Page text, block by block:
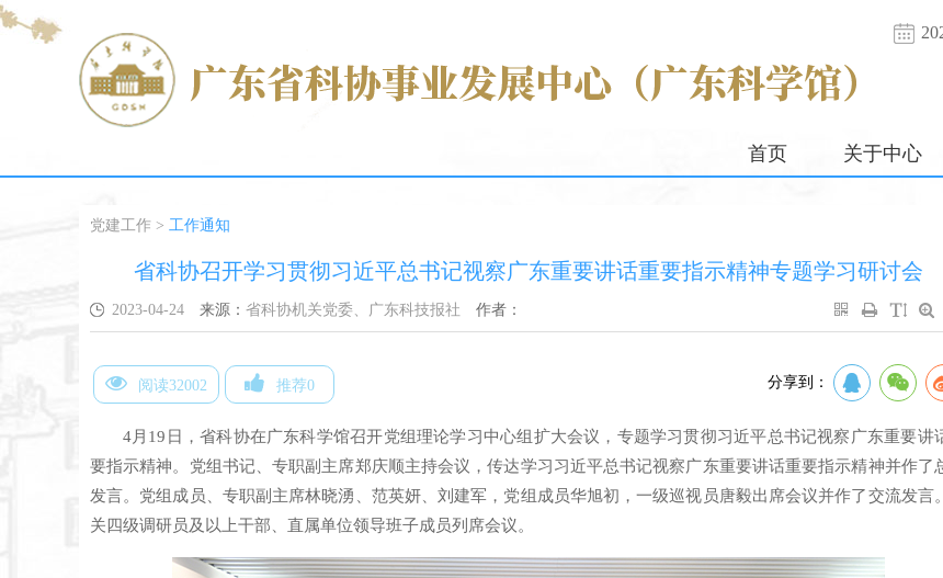
首页 关于中心
党建工作 > 工作通知
省科协召开学习贯彻习近平总书记视察广东重要讲话重要指示精神专题学习研讨会
2023-04-24 来源： 省科协机关党委、广东科技报社 作者：
阅读32002 推荐0 分享到：
4月19日，省科协在广东科学馆召开党组理论学习中心组扩大会议，专题学习贯彻习近平总书记视察广东重要讲
要指示精神。党组书记、专职副主席郑庆顺主持会议，传达学习习近平总书记视察广东重要讲话重要指示精神并作了
发言。党组成员、专职副主席林晓湧、范英妍、刘建军，党组成员华旭初，一级巡视员唐毅出席会议并作了交流发言
关四级调研员及以上干部、直属单位领导班子成员列席会议。